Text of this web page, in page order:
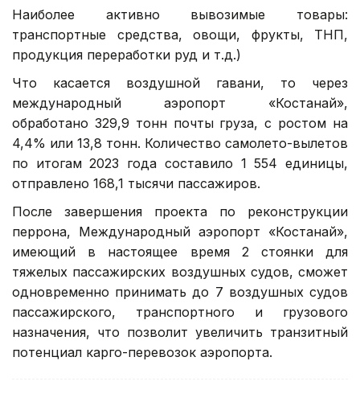
Наиболее активно вывозимые товары:
транспортные средства, овощи, фрукты, ТНП,
продукция переработки руд и т.д.)
Что касается воздушной гавани, то через
международный аэропорт «Костанай»,
обработано 329,9 тонн почты груза, с ростом на
4,4% или 13,8 тонн. Количество самолето-вылетов
по итогам 2023 года составило 1 554 единицы,
отправлено 168,1 тысячи пассажиров.
После завершения проекта по реконструкции
перрона, Международный аэропорт «Костанай»,
имеющий в настоящее время 2 стоянки для
тяжелых пассажирских воздушных судов, сможет
одновременно принимать до 7 воздушных судов
пассажирского, транспортного и грузового
назначения, что позволит увеличить транзитный
потенциал карго-перевозок аэропорта.